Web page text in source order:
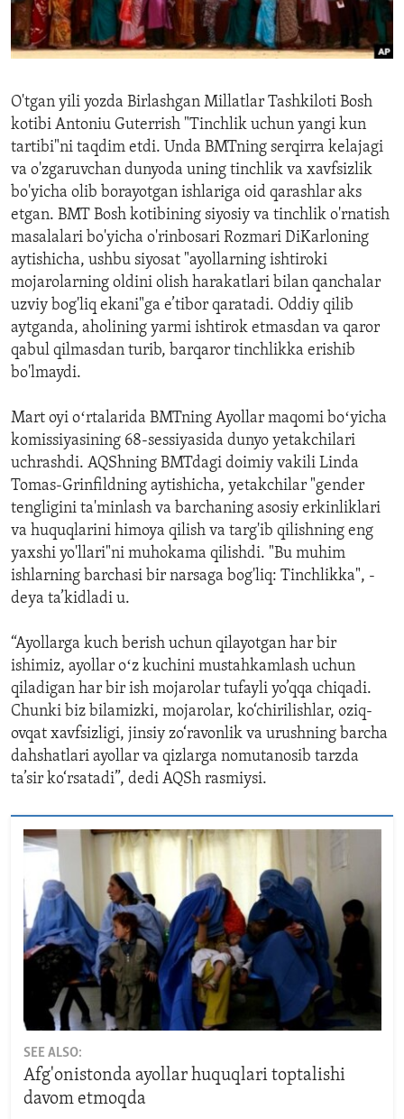
ENVIRONMENT AND HEALTH
IDEALS AND INSTITUTIONS
O'tgan yili yozda Birlashgan Millatlar Tashkiloti Bosh
kotibi Antoniu Guterrish "Tinchlik uchun yangi kun
tartibi"ni taqdim etdi. Unda BMTning serqirra kelajagi
va o'zgaruvchan dunyoda uning tinchlik va xavfsizlik
bo'yicha olib borayotgan ishlariga oid qarashlar aks
etgan. BMT Bosh kotibining siyosiy va tinchlik o'rnatish
masalalari bo'yicha o'rinbosari Rozmari DiKarloning
aytishicha, ushbu siyosat "ayollarning ishtiroki
mojarolarning oldini olish harakatlari bilan qanchalar
uzviy bog'liq ekani"ga e’tibor qaratadi. Oddiy qilib
aytganda, aholining yarmi ishtirok etmasdan va qaror
qabul qilmasdan turib, barqaror tinchlikka erishib
bo'lmaydi.
Mart oyi oʻrtalarida BMTning Ayollar maqomi boʻyicha
komissiyasining 68-sessiyasida dunyo yetakchilari
uchrashdi. AQShning BMTdagi doimiy vakili Linda
Tomas-Grinfildning aytishicha, yetakchilar "gender
tengligini ta'minlash va barchaning asosiy erkinliklari
va huquqlarini himoya qilish va targ'ib qilishning eng
yaxshi yo'llari"ni muhokama qilishdi. "Bu muhim
ishlarning barchasi bir narsaga bog'liq: Tinchlikka", -
deya ta’kidladi u.
“Ayollarga kuch berish uchun qilayotgan har bir
ishimiz, ayollar oʻz kuchini mustahkamlash uchun
qiladigan har bir ish mojarolar tufayli yo’qqa chiqadi.
Chunki biz bilamizki, mojarolar, ko‘chirilishlar, oziq-
ovqat xavfsizligi, jinsiy zo‘ravonlik va urushning barcha
dahshatlari ayollar va qizlarga nomutanosib tarzda
ta’sir ko‘rsatadi”, dedi AQSh rasmiysi.
SEE ALSO:
Afg'onistonda ayollar huquqlari toptalishi
davom etmoqda